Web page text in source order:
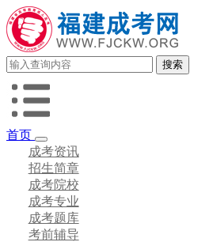
首页
成考资讯
招生简章
成考院校
成考专业
成考题库
考前辅导